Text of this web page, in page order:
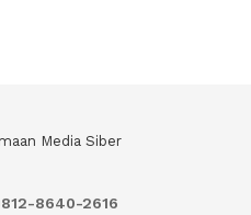
Media Siber
8640-2616